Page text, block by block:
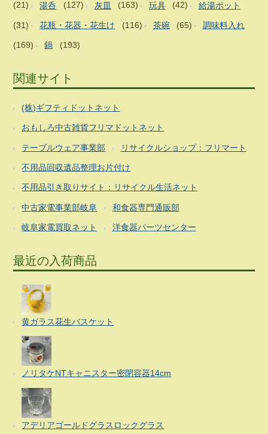
(21) 湯呑 (127) 灰皿 (163) 玩具 (42) 給湯ポット
(31) 花瓶・花器・花生け (116) 茶碗 (65) 調味料入れ
(169) 鍋 (193)
関連サイト
(株)ギフティドットネット
おもしろ中古雑貨フリマドットネット
テーブルウェア事業部 リサイクルショップ：フリマート
不用品回収遺品整理お片付け
不用品引き取りサイト：リサイクル生活ネット
中古家電事業部岐阜 和食器専門通販部
岐阜家電買取ネット 洋食器パーツセンター
最近の入荷商品
黄ガラス花生バスケット
ノリタケNTキャニスター密閉容器14cm
アデリアゴールドグラスロックグラス